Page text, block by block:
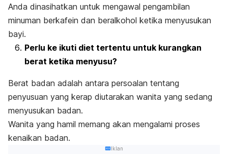
Anda dinasihatkan untuk mengawal pengambilan
minuman berkafein dan beralkohol ketika menyusukan
bayi.
Perlu ke ikuti diet tertentu untuk kurangkan
berat ketika menyusu?
Berat badan adalah antara persoalan tentang
penyusuan yang kerap diutarakan wanita yang sedang
menyusukan badan.
Wanita yang hamil memang akan mengalami proses
kenaikan badan.
Iklan